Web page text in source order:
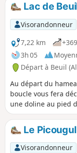
Lac de
Visorandonneur
7,22 km
3h 05
Départ à Beuil
Au départ du
boucle vous fera
une doline au pied
la Tête du Garnier
secteur de Beuil-
Mercantour au loin.
Le Picougul
Visorandonneur